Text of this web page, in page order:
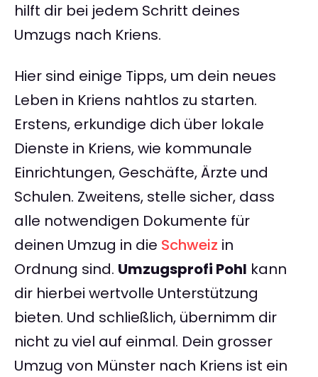
hilft dir bei jedem Schritt deines
Umzugs nach Kriens.
Hier sind einige Tipps, um dein neues
Leben in Kriens nahtlos zu starten.
Erstens, erkundige dich über lokale
Dienste in Kriens, wie kommunale
Einrichtungen, Geschäfte, Ärzte und
Schulen. Zweitens, stelle sicher, dass
alle notwendigen Dokumente für
deinen Umzug in die Schweiz in
Ordnung sind. Umzugsprofi Pohl kann
dir hierbei wertvolle Unterstützung
bieten. Und schließlich, übernimm dir
nicht zu viel auf einmal. Dein grosser
Umzug von Münster nach Kriens ist ein